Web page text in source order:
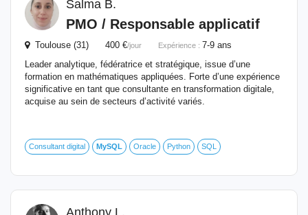
Salma B.
PMO / Responsable applicatif
Toulouse (31) 400 €/jour Expérience : 7-9 ans
Leader analytique, fédératrice et stratégique, issue d’une
formation en mathématiques appliquées. Forte d’une expérience
significative en tant que consultante en transformation digitale,
acquise au sein de secteurs d’activité variés.
Consultant digital MySQL Oracle Python SQL
Anthony L.